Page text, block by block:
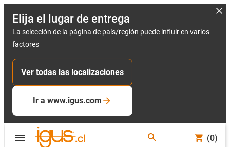
Elija el lugar de entrega
La selección de la página de país/región puede influir en varios
factores
Ver todas las localizaciones
Ir a www.igus.com
(0)